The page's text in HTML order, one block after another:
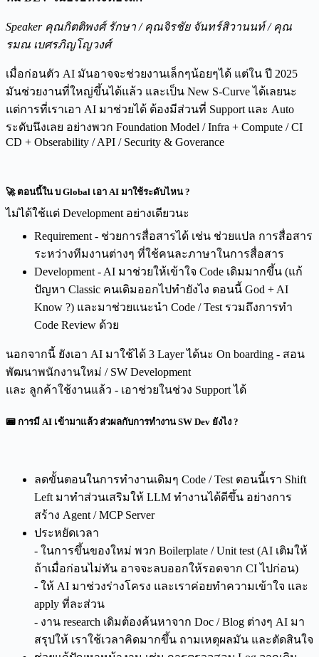
Speaker คุณกิตติพงศ์ รักษา / คุณจิรชัย จันทร์สิวานนท์ / คุณ
รมณ เบศรภิญโญวงศ์
เมื่อก่อนตัว AI มันอาจจะช่วยงานเล็กๆน้อยๆได้ แต่ใน ปี 2025
มันช่วยงานที่ใหญ่ขึ้นได้แล้ว และเป็น New S-Curve ได้เลยนะ
แต่การที่เราเอา AI มาช่วยได้ ต้องมีส่วนที่ Support และ Auto
ระดับนึงเลย อย่างพวก Foundation Model / Infra + Compute / CI
CD + Obserability / API / Security & Goverance
🚀 ตอนนี้ใน บ Global เอา AI มาใช้ระดับไหน ?
ไม่ได้ใช้แต่ Development อย่างเดียวนะ
Requirement - ช่วยการสื่อสารได้ เช่น ช่วยแปล การสื่อสาร
ระหว่างทีมงานต่างๆ ที่ใช้คนละภาษาในการสื่อสาร
Development - AI มาช่วยให้เข้าใจ Code เดิมมากขึ้น (แก้
ปัญหา Classic คนเดิมออกไปทำยังไง ตอนนี้ God + AI
Know ?) และมาช่วยแนะนำ Code / Test รวมถึงการทำ
Code Review ด้วย
นอกจากนี้ ยังเอา AI มาใช้ได้ 3 Layer ได้นะ On boarding - สอน
พัฒนาพนักงานใหม่ / SW Development
และ ลูกค้าใช้งานแล้ว - เอาช่วยในช่วง Support ได้
📟 การมี AI เข้ามาแล้ว ส่วผลกับการทำงาน SW Dev ยังไง ?
ลดขั้นตอนในการทำงานเดิมๆ Code / Test ตอนนี้เรา Shift
Left มาทำส่วนเสริมให้ LLM ทำงานได้ดีขึ้น อย่างการ
สร้าง Agent / MCP Server
ประหยัดเวลา
- ในการขึ้นของใหม่ พวก Boilerplate / Unit test (AI เติมให้
ถ้าเมื่อก่อนไม่ทัน อาจจะลบออกให้รอดจาก CI ไปก่อน)
- ให้ AI มาช่วงร่างโครง และเราค่อยทำความเข้าใจ และ
apply ที่ละส่วน
- งาน research เดิมต้องค้นหาจาก Doc / Blog ต่างๆ AI มา
สรุปให้ เราใช้เวลาคิดมากขึ้น ถามเหตุผลมัน และตัดสินใจ